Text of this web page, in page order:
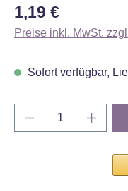
Regulärer Preis:
1,19 €
Preise inkl. MwSt.
Sofort verfügbar,
Produkt